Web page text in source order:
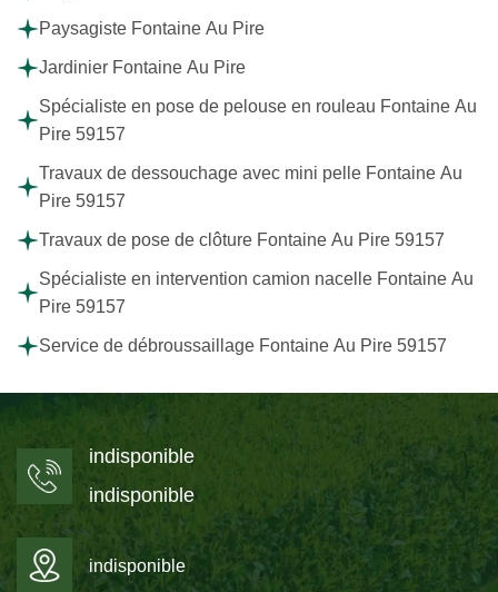
Paysagiste Fontaine Au Pire
Jardinier Fontaine Au Pire
Spécialiste en pose de pelouse en rouleau Fontaine Au
Pire 59157
Travaux de dessouchage avec mini pelle Fontaine Au
Pire 59157
Travaux de pose de clôture Fontaine Au Pire 59157
Spécialiste en intervention camion nacelle Fontaine Au
Pire 59157
Service de débroussaillage Fontaine Au Pire 59157
indisponible
indisponible
indisponible